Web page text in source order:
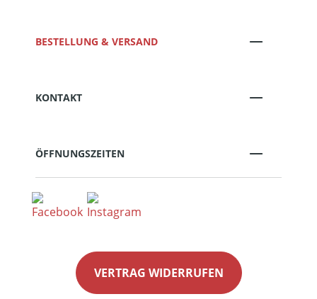
BESTELLUNG & VERSAND
KONTAKT
ÖFFNUNGSZEITEN
VERTRAG WIDERRUFEN